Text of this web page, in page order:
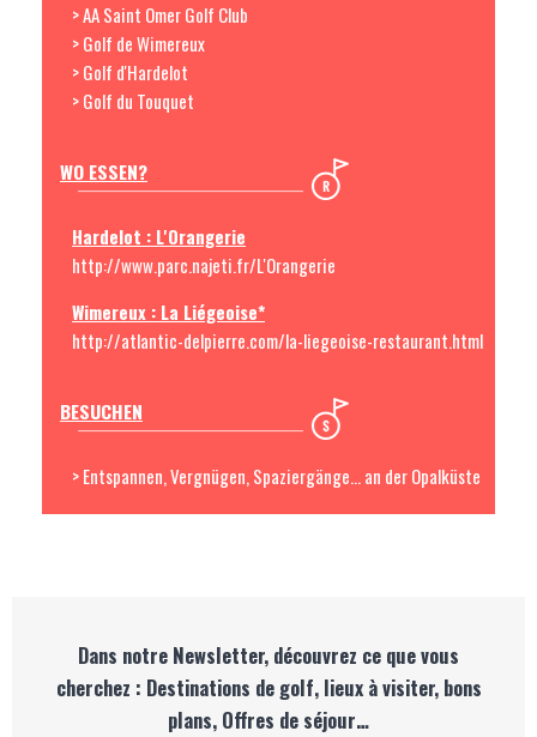
> AA Saint Omer Golf Club
> Golf de Wimereux
> Golf d'Hardelot
> Golf du Touquet
WO ESSEN?
Hardelot : L'Orangerie
http://www.parc.najeti.fr/L'Orangerie
Wimereux : La Liégeoise*
http://atlantic-delpierre.com/la-liegeoise-restaurant.html
BESUCHEN
> Entspannen, Vergnügen, Spaziergänge... an der Opalküste
Dans notre Newsletter, découvrez ce que vous
cherchez : Destinations de golf, lieux à visiter, bons
plans, Offres de séjour…